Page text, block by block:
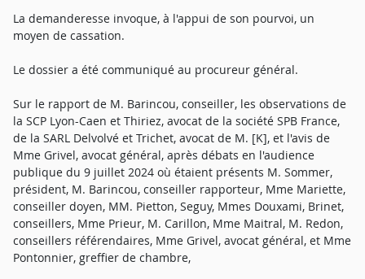
La demanderesse invoque, à l'appui de son pourvoi, un
moyen de cassation.
Le dossier a été communiqué au procureur général.
Sur le rapport de M. Barincou, conseiller, les observations de
la SCP Lyon-Caen et Thiriez, avocat de la société SPB France,
de la SARL Delvolvé et Trichet, avocat de M. [K], et l'avis de
Mme Grivel, avocat général, après débats en l'audience
publique du 9 juillet 2024 où étaient présents M. Sommer,
président, M. Barincou, conseiller rapporteur, Mme Mariette,
conseiller doyen, MM. Pietton, Seguy, Mmes Douxami, Brinet,
conseillers, Mme Prieur, M. Carillon, Mme Maitral, M. Redon,
conseillers référendaires, Mme Grivel, avocat général, et Mme
Pontonnier, greffier de chambre,